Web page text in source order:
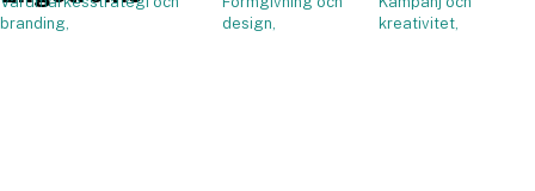
branding,
design,
kreativitet,